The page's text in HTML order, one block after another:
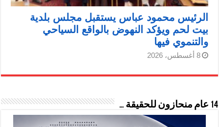
الرئيس محمود عباس يستقبل مجلس بلدية
بيت لحم ويؤكد النهوض بالواقع السياحي
والتنموي فيها
8 أغسطس، 2026
14 عام منحازون للحقيقة …